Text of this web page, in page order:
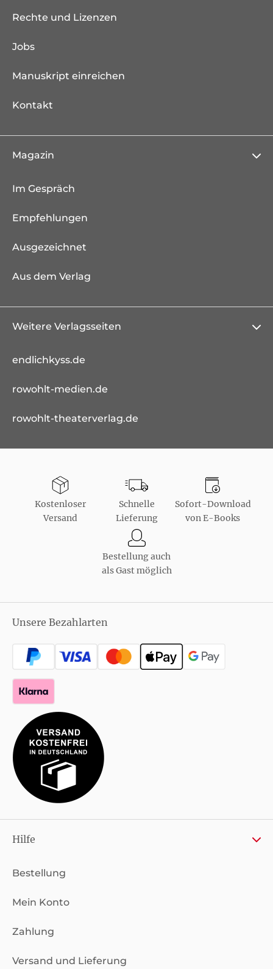
Rechte und Lizenzen
Jobs
Manuskript einreichen
Kontakt
Magazin
Im Gespräch
Empfehlungen
Ausgezeichnet
Aus dem Verlag
Weitere Verlagsseiten
endlichkyss.de
rowohlt-medien.de
rowohlt-theaterverlag.de
Kostenloser
Versand
Schnelle
Lieferung
Sofort-Download
von E-Books
Bestellung auch
als Gast möglich
Unsere Bezahlarten
Hilfe
Bestellung
Mein Konto
Zahlung
Versand und Lieferung